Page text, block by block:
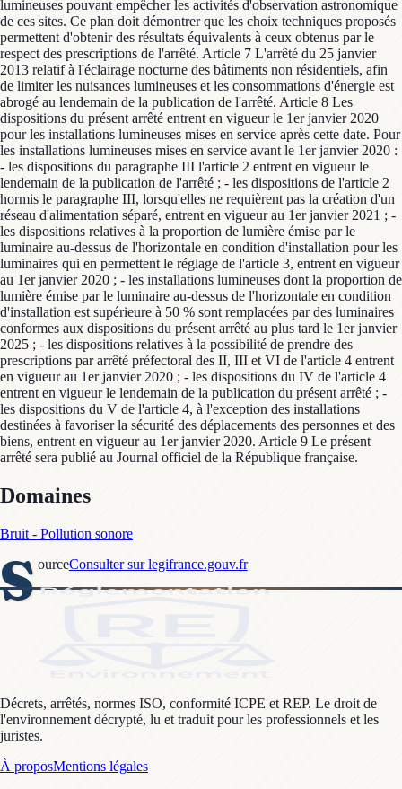
Domaines
Bruit - Pollution sonore
S ourceConsulter sur legifrance.gouv.fr
Décrets, arrêtés, normes ISO, conformité ICPE et REP. Le droit de
l'environnement décrypté, lu et traduit pour les professionnels et les
juristes.
À proposMentions légales